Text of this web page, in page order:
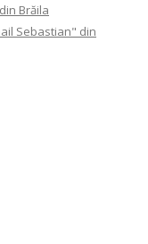
Brăila
Sebastian" din